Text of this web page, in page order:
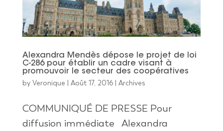
Alexandra Mendès dépose le projet de loi
C-286 pour établir un cadre visant à
promouvoir le secteur des coopératives
by Veronique | Août 17, 2016| Archives
COMMUNIQUÉ DE PRESSE Pour
diffusion immédiate Alexandra